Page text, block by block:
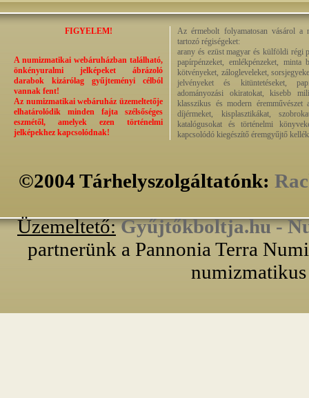
FIGYELEM!
A numizmatikai webáruházban található,
önkényuralmi jelképeket ábrázoló
darabok kizárólag gyűjteményi célból
vannak fent!
Az numizmatikai webáruház üzemeltetője
elhatárolódik minden fajta szélsőséges
eszmétől, amelyek ezen történelmi
jelképekhez kapcsolódnak!
Az érmebolt folyamatosan vásárol a
tartozó régiségeket:
arany és ezüst magyar és külföldi régi
papírpénzeket, emlékpénzeket, minta
kötvényeket, zálogleveleket,
jelvényeket és kitüntetéseket,
adományozási okiratokat, kisebb
klasszikus és modern éremművészet
díjérmeket, kisplasztikákat,
katalógusokat és történelmi
kapcsolódó kiegészítő éremgyűjtő
©2004 Tárhelyszolgáltatónk:
Üzemeltető: Gyűjtőkboltja.hu -
partnerünk a Pannonia Terra
numizmatikus